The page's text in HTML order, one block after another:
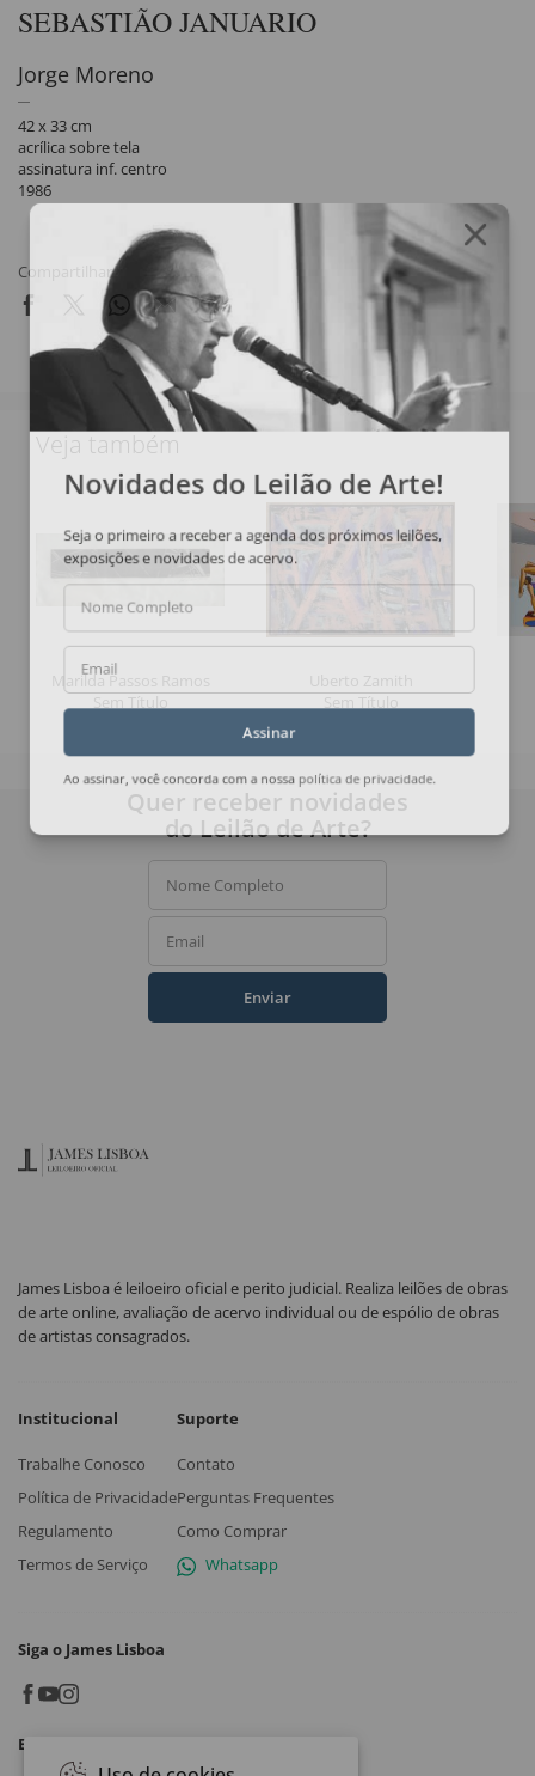
SEBASTIÃO JANUARIO
Jorge Moreno
42 x 33 cm
acrílica sobre tela
assinatura inf. centro
1986
Compartilhar
Veja também
Marilda Passos Ramos
Sem Título
Uberto Zamith
Sem Título
Novidades do Leilão de Arte!
Seja o primeiro a receber a agenda dos próximos leilões,
exposições e novidades de acervo.
Nome Completo
Email
Assinar
Ao assinar, você concorda com a nossapolítica de privacidade
Quer receber novidades
do Leilão de Arte?
Nome Completo
Email
Enviar
James Lisboa é leiloeiro oficial e perito judicial. Realiza leilões de obras
de arte online, avaliação de acervo individual ou de espólio de obras
de artistas consagrados.
Institucional
Trabalhe Conosco
Política de Privacidade
Regulamento
Termos de Serviço
Suporte
Contato
Perguntas Frequentes
Como Comprar
Whatsapp
Siga o James Lisboa
Baixe o App